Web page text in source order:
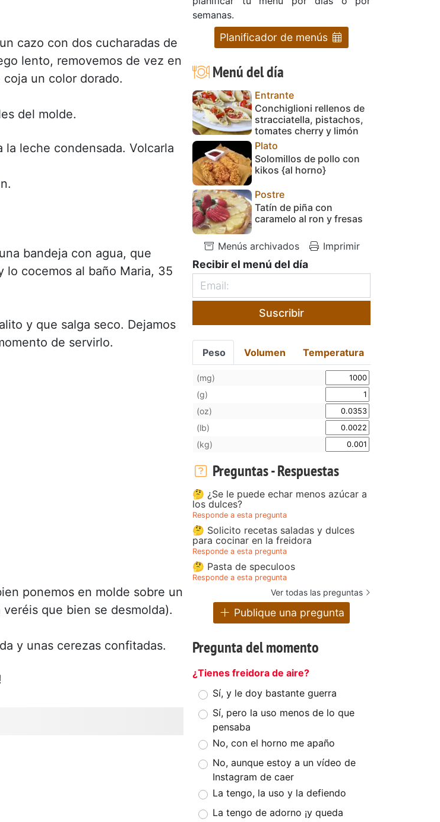
cazo con dos cucharadas de
lento, removemos de vez en
un color dorado.
del molde.
leche condensada. Volcarla
bandeja con agua, que
lo cocemos al baño Maria, 35
y que salga seco. Dejamos
de servirlo.
ponemos en molde sobre un
que bien se desmolda).
y unas cerezas confitadas.
semanas.
Planificador de menús
Menú del día
Entrante
Conchiglioni rellenos de
stracciatella, pistachos,
tomates cherry y limón
Plato
Solomillos de pollo con
kikos {al horno}
Postre
Tatín de piña con
caramelo al ron y fresas
Menús archivados Imprimir
Recibir el menú del día
Suscribir
Peso Volumen Temperatura
(mg)
(g)
(oz)
(lb)
(kg)
Preguntas - Respuestas
🤔 ¿Se le puede echar menos azúcar a
los dulces?
Responde a esta pregunta
🤔 Solicito recetas saladas y dulces
para cocinar en la freidora
Responde a esta pregunta
🤔 Pasta de speculoos
Responde a esta pregunta
Ver todas las preguntas
Publique una pregunta
Pregunta del momento
¿Tienes freidora de aire?
Sí, y le doy bastante guerra
Sí, pero la uso menos de lo que
pensaba
No, con el horno me apaño
No, aunque estoy a un vídeo de
Instagram de caer
La tengo, la uso y la defiendo
La tengo de adorno ¡y queda